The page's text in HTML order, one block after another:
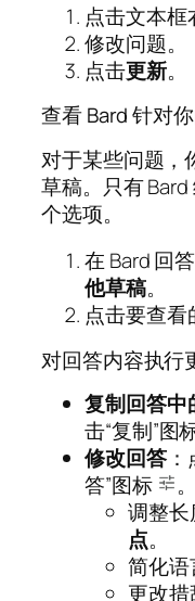
点击文本框
修改问题。
点击更新。
查看 Bard 针对
对于某些问题，
草稿。只有
个选项。
在 Bard 回
他草稿。
点击要查看
对回答内容执行
复制回答中
击“复制”图
修改回答：
答”图标
。
调整长
点。
简化
更改